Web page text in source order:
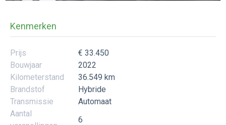
Kenmerken
Prijs
€ 33.450
Bouwjaar
2022
Kilometerstand
36.549 km
Brandstof
Hybride
Transmissie
Automaat
Aantal
6